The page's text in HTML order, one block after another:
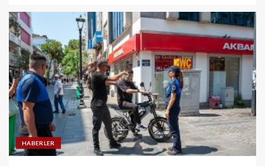
HABERLER